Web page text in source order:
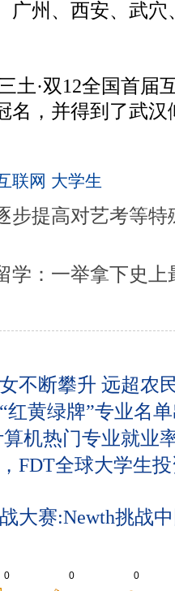
广州、西安、武
·双12全国首届
名，并得到了武
联网 大学生
步提高对艺考等
学：一举拿下史
不断攀升 远超农
红黄绿牌”专业名
机热门专业就业
FDT全球大学生
大赛:Newth挑战
0 0 0